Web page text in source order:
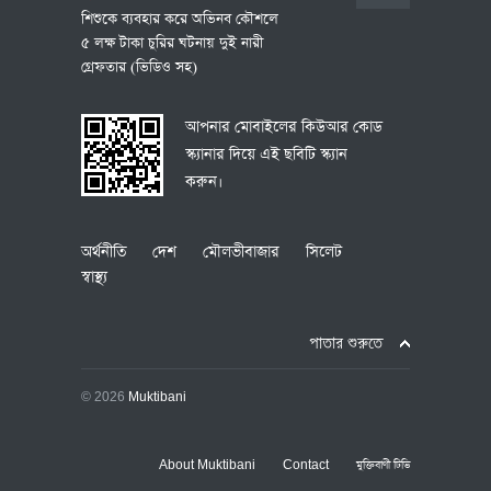
শিশুকে ব্যবহার করে অভিনব কৌশলে
৫ লক্ষ টাকা চুরির ঘটনায় দুই নারী
গ্রেফতার (ভিডিও সহ)
আপনার মোবাইলের কিউআর কোড
স্ক্যানার দিয়ে এই ছবিটি স্ক্যান
করুন।
অর্থনীতি দেশ মৌলভীবাজার
সিলেট
স্বাস্থ্য
পাতার শুরুতে
© 2026 Muktibani
About Muktibani Contact মুক্তিবাণী টিভি